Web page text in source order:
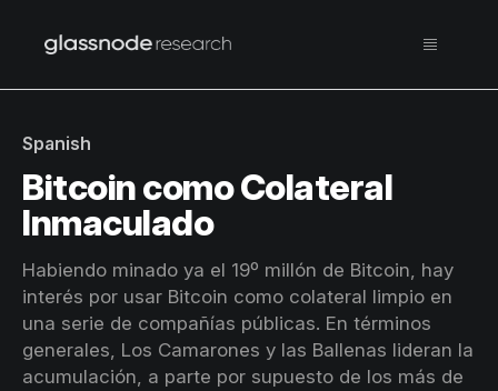
Spanish
Bitcoin como Colateral
Inmaculado
Habiendo minado ya el 19º millón de Bitcoin, hay
interés por usar Bitcoin como colateral limpio en
una serie de compañías públicas. En términos
generales, Los Camarones y las Ballenas lideran la
acumulación, a parte por supuesto de los más de